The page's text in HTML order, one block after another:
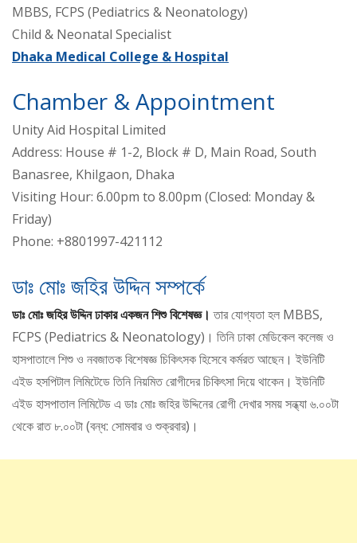
MBBS, FCPS (Pediatrics & Neonatology)
Child & Neonatal Specialist
Dhaka Medical College & Hospital
Chamber & Appointment
Unity Aid Hospital Limited
Address: House # 1-2, Block # D, Main Road, South
Banasree, Khilgaon, Dhaka
Visiting Hour: 6.00pm to 8.00pm (Closed: Monday &
Friday)
Phone: +8801997-421112
ডাঃ মোঃ জহির উদ্দিন সম্পর্কে
ডাঃ মোঃ জহির উদ্দিন ঢাকার একজন শিশু বিশেষজ্ঞ। তার যোগ্যতা হল MBBS,
FCPS (Pediatrics & Neonatology)। তিনি ঢাকা মেডিকেল কলেজ ও
হাসপাতালে শিশু ও নবজাতক বিশেষজ্ঞ চিকিৎসক হিসেবে কর্মরত আছেন। ইউনিটি
এইড হসপিটাল লিমিটেডে তিনি নিয়মিত রোগীদের চিকিৎসা দিয়ে থাকেন। ইউনিটি
এইড হাসপাতাল লিমিটেড এ ডাঃ মোঃ জহির উদ্দিনের রোগী দেখার সময় সন্ধ্যা ৬.০০টা
থেকে রাত ৮.০০টা (বন্ধ: সোমবার ও শুক্রবার)।